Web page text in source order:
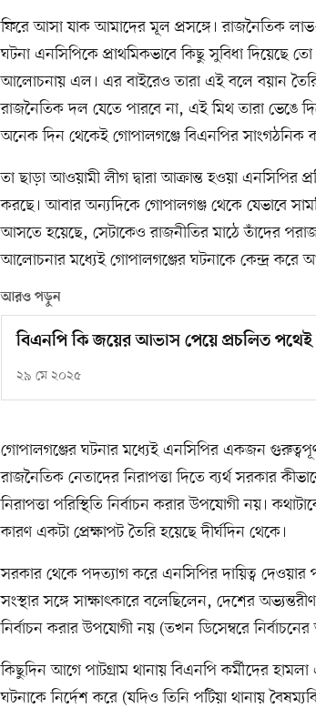
ফিরে আসা যাক আমাদের মূল প্রসঙ্গে। রাজনৈতিক
ঘটনা এনসিপিকে প্রাথমিকভাবে কিছু সুবিধা দিয়েছে
আলোচনায় এল। এর বাইরেও তারা এই বলে বয়ান
রাজনৈতিক দল যেতে পারবে না, এই মিথ তারা ভেঙে
অনেক দিন থেকেই গোপালগঞ্জে বিএনপির সাংগঠনিক
তা ছাড়া আওয়ামী লীগ দ্বারা আক্রান্ত হওয়া এনসিপির
করছে। আবার অন্যদিকে গোপালগঞ্জ থেকে যেভাবে
আসতে হয়েছে, সেটাকেও রাজনীতির মাঠে তাঁদের
আলোচনার মধ্যেই গোপালগঞ্জের ঘটনাকে কেন্দ্র করে
আরও পড়ুন
বিএনপি কি জয়ের আভাস পেয়ে প্রচলিত পথেই
২৯ মে ২০২৫
গোপালগঞ্জের ঘটনার মধ্যেই এনসিপির একজন
রাজনৈতিক নেতাদের নিরাপত্তা দিতে ব্যর্থ সরকার
নিরাপত্তা পরিস্থিতি নির্বাচন করার উপযোগী নয়।
কারণ একটা প্রেক্ষাপট তৈরি হয়েছে দীর্ঘদিন থেকে।
সরকার থেকে পদত্যাগ করে এনসিপির দায়িত্ব
সংস্থার সঙ্গে সাক্ষাৎকারে বলেছিলেন, দেশের
নির্বাচন করার উপযোগী নয় (তখন ডিসেম্বরে
কিছুদিন আগে পাটগ্রাম থানায় বিএনপি কর্মীদের
ঘটনাকে নির্দেশ করে (যদিও তিনি পটিয়া থানায়